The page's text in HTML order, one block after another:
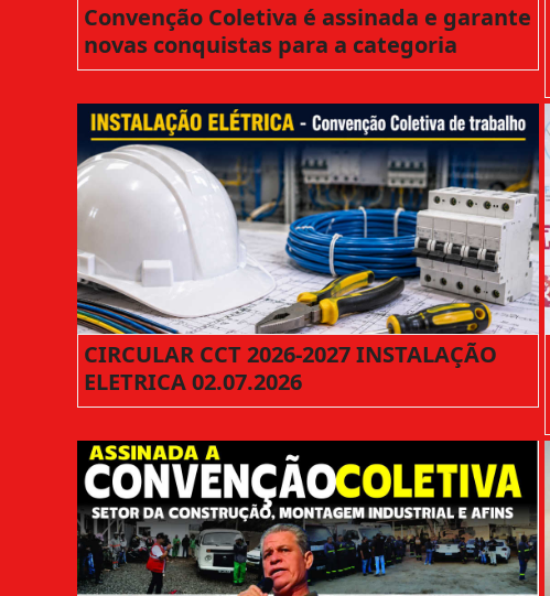
Convenção Coletiva é assinada e garante
novas conquistas para a categoria
CIRCULAR CCT 2026-2027 INSTALAÇÃO
ELETRICA 02.07.2026